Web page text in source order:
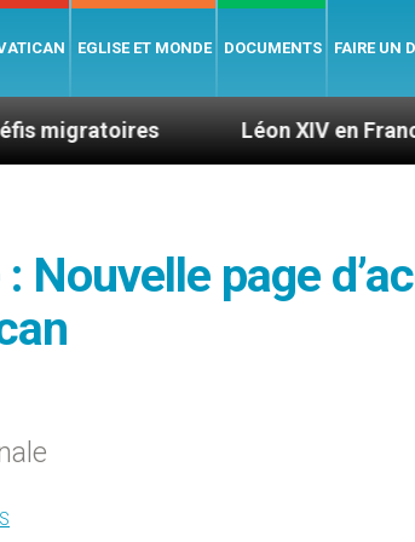
EGLISE ET MONDE DOCUMENTS FAIRE UN
Léon XIV en France : le
Nouvelle page